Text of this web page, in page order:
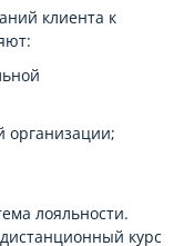
клиента к
организации;
лояльности.
курс